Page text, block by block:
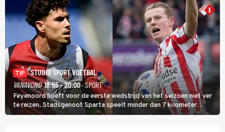
TIP
STUDIO SPORT VOETBAL
VANAVOND 18:55 - 20:00· SPORT
Feyenoord hoeft voor de eerste wedstrijd van het seizoen niet ver
te reizen. Stadsgenoot Sparta speelt minder dan 7 kilometer
verderop. Feyenoord trok de Spaanse spits Nacho Ferri aan van